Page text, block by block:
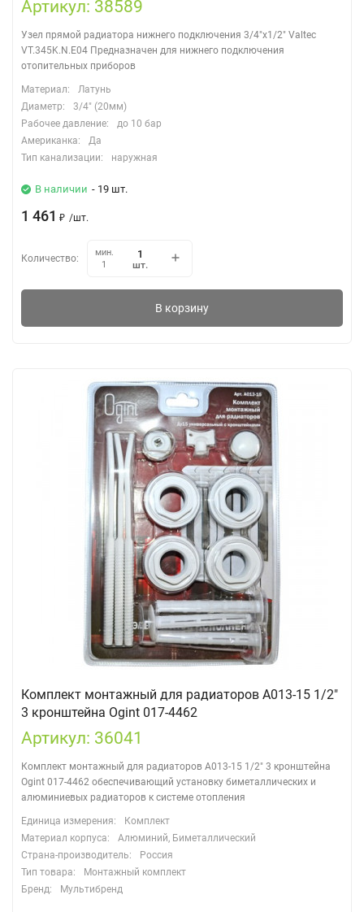
Артикул: 38589
Узел прямой радиатора нижнего подключения 3/4"х1/2" Valtec
VT.345K.N.E04 ​Предназначен для нижнего подключения
отопительных приборов
Материал:
Латунь
Диаметр:
3/4" (20мм)
Рабочее давление:
до 10 бар
Американка:
Да
Тип канализации:
наружная
В наличии - 19 шт.
1 461 ₽ /шт.
Количество:
мин.
1
шт.
В корзину
Комплект монтажный для радиаторов А013-15 1/2"
3 кронштейна Ogint 017-4462
Артикул: 36041
Комплект монтажный для радиаторов А013-15 1/2" 3 кронштейна
Ogint 017-4462 обеспечивающий установку биметаллических и
алюминиевых радиаторов к системе отопления
Единица измерения:
Комплект
Материал корпуса:
Алюминий, Биметаллический
Страна-производитель:
Россия
Тип товара:
Монтажный комплект
Бренд:
Мультибренд